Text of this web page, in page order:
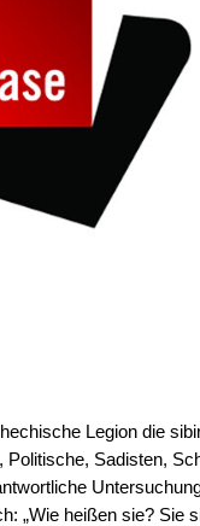
Legion die
Sadisten,
„Wie heißen sie? Sie